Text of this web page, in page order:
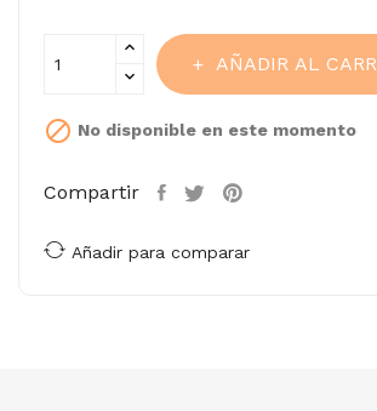
AÑADIR AL
 No disponible en este momento
Compartir
Añadir para comparar